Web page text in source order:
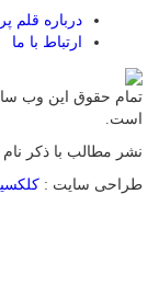
درباره قلم
ارتباط با ما
تمام حقوق این وب
است.
نشر مطالب با ذکر
طراحی سایت :